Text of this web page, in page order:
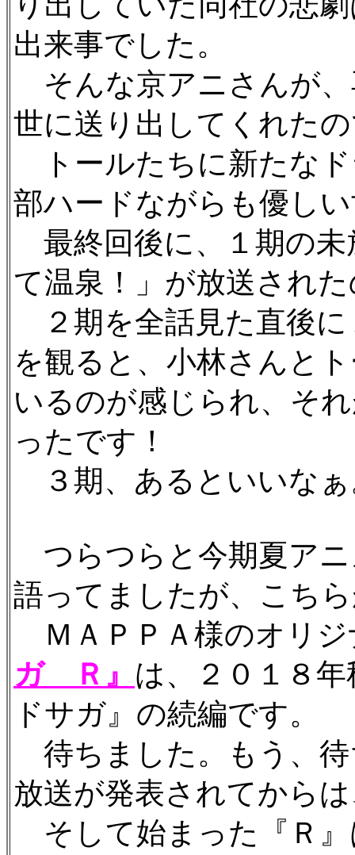
出来事でした。
そんな京アニさんが
世に送り出してくれた
トールたちに新たな
部ハードながらも優し
最終回後に、１期の未
て温泉！」が放送され
２期を全話見た直後に
を観ると、小林さんと
いるのが感じられ、そ
ったです！
３期、あるといいな
つらつらと今期夏ア
語ってましたが、こち
ＭＡＰＰＡ様のオリジ
ガ Ｒ』 は、２０１８
ドサガ』の続編です。
待ちました。もう、
放送が発表されてから
そして始まった『Ｒ